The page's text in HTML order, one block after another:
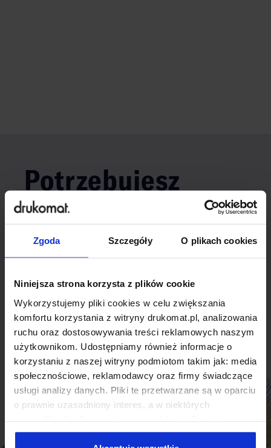
Zgoda Szczegóły O plikach cookies
Niniejsza strona korzysta z plików cookie
Wykorzystujemy pliki cookies w celu zwiększania
komfortu korzystania z witryny drukomat.pl, analizowania
ruchu oraz dostosowywania treści reklamowych naszym
użytkownikom. Udostępniamy również informacje o
korzystaniu z naszej witryny podmiotom takim jak: media
społecznościowe, reklamodawcy oraz firmy świadczące
usługi analizy danych. Pliki te przetwarzane są w oparciu
o prawnie uzasadniony interes, a w niektórych
Niektóre z plików cookies dostarczane i przetwarzane są
Potrzebujesz
indywidualnego
rozwiązania?
produkt niestandardowy.
Skontaktuj się